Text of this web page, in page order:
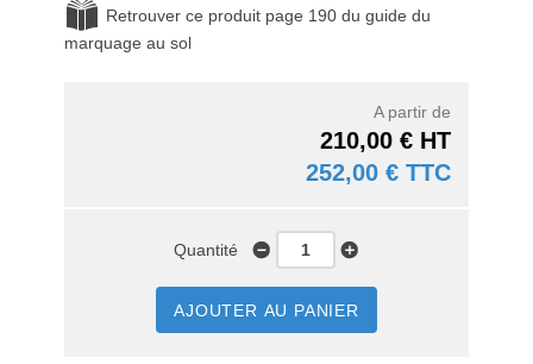
Retrouver ce produit page 190 du guide du
marquage au sol
A partir de
210,00 € HT
252,00 € TTC
Quantité
AJOUTER AU PANIER